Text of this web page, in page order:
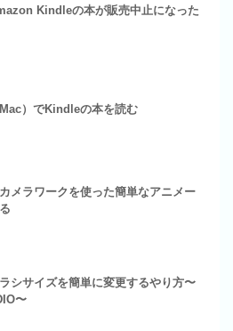
Kindleの本が販売中止になった
）でKindleの本を読む
メラワークを使った簡単なアニメー
シサイズを簡単に変更するやり方〜
〜